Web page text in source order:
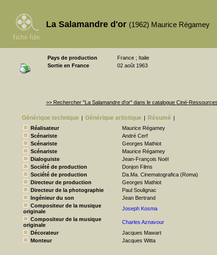
La Salamandre d'or (1962) Maurice Régamey
Pays de production
France ; Italie
Sortie en France
02 août 1963
>> Rechercher "La Salamandre d'or" dans le catalogue Ciné-
Générique technique | Générique artistique | Résumé |
Réalisateur
Maurice Régamey
Scénariste
André Cerf
Scénariste
Georges Mathiot
Scénariste
Maurice Régamey
Dialoguiste
Jean-François Noël
Société de production
Donjon Films
Société de production
Da.Ma. Cinematografica (Roma)
Directeur de production
Georges Mathiot
Directeur de la photographie
Paul Soulignac
Ingénieur du son
Jean Bertrand
Compositeur de la musique
originale
Joseph Kosma
Compositeur de la musique
originale
Charles Aznavour
Décorateur
Jacques Mawart
Monteur
Jacques Witta